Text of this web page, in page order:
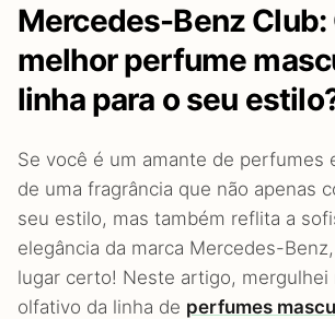
Mercedes-Benz Club:
melhor perfume
linha para o seu
Se você é um amante de perfumes
de uma fragrância que não apenas
seu estilo, mas também reflita a
elegância da marca Mercedes-
lugar certo! Neste artigo, mergulhei
olfativo da linha de perfumes